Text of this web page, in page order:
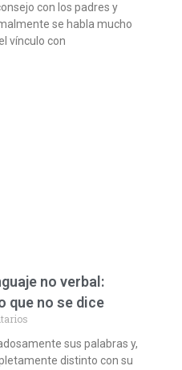
con los padres y
se habla mucho
vínculo con
no verbal:
que no se dice
sus palabras y,
distinto con su